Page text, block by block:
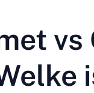
ES -
LV -
vs